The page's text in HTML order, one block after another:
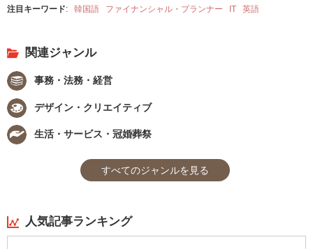
注目キーワード: 韓国語 ファイナンシャル・プランナー IT 英語
関連ジャンル
事務・法務・経営
デザイン・クリエイティブ
生活・サービス・冠婚葬祭
すべてのジャンルを見る
人気記事ランキング